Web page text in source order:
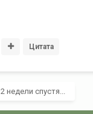
Цитата
2 недели спустя...